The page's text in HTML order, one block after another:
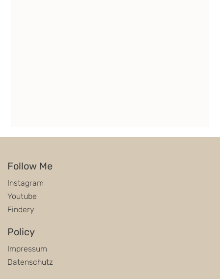
Follow Me
Instagram
Youtube
Findery
Policy
Impressum
Datenschutz